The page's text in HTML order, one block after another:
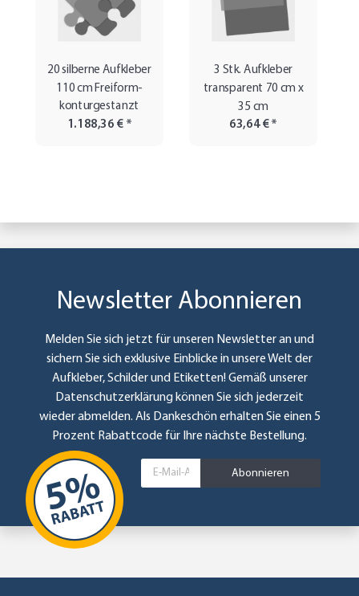
20 silberne Aufkleber
110 cm Freiform-
konturgestanzt
1.188,36 € *
3 Stk. Aufkleber
transparent 70 cm x
35 cm
63,64 €*
Newsletter Abonnieren
Melden Sie sich jetzt für unseren Newsletter an und
sichern Sie sich exklusive Einblicke in unsere Welt der
Aufkleber, Schilder und Etiketten! Gemäß unserer
Datenschutzerklärung können Sie sich jederzeit
wieder abmelden. Als Dankeschön erhalten Sie einen 5
Prozent Rabattcode für Ihre nächste Bestellung.
Abonnieren